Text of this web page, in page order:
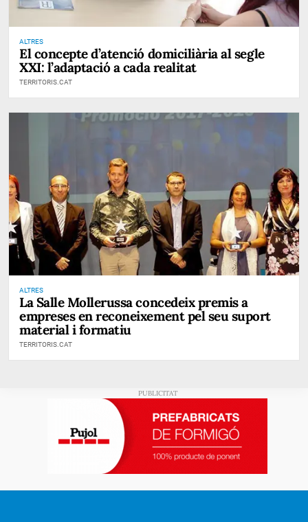
ALTRES
El concepte d’atenció domiciliària al segle
XXI: l’adaptació a cada realitat
TERRITORIS.CAT
ALTRES
La Salle Mollerussa concedeix premis a
empreses en reconeixement pel seu suport
material i formatiu
TERRITORIS.CAT